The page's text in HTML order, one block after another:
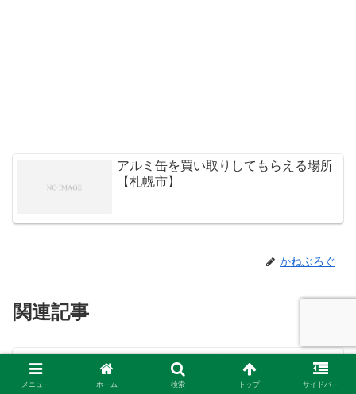
アルミ缶を買い取りしてもらえる場所
【札幌市】
かねぶろぐ
関連記事
２０２３年プライムデー fire tv
stick
メニュー ホーム 検索 トップ サイドバー